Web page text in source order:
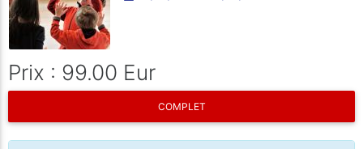
Prix : 99.00 Eur
COMPLET